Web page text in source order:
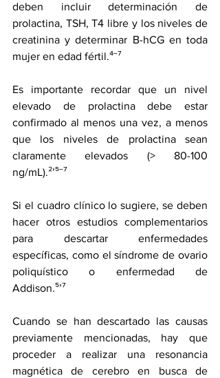
deben incluir determinación de
prolactina, TSH, T4 libre y los niveles de
creatinina y determinar Β-hCG en toda
mujer en edad fértil.⁴‾⁷
Es importante recordar que un nivel
elevado de prolactina debe estar
confirmado al menos una vez, a menos
que los niveles de prolactina sean
claramente elevados (> 80-100
ng/mL).²’⁵‾⁷
Si el cuadro clínico lo sugiere, se deben
hacer otros estudios complementarios
para descartar enfermedades
específicas, como el síndrome de ovario
poliquístico o enfermedad de
Addison.⁵’⁷
Cuando se han descartado las causas
previamente mencionadas, hay que
proceder a realizar una resonancia
magnética de cerebro en busca de